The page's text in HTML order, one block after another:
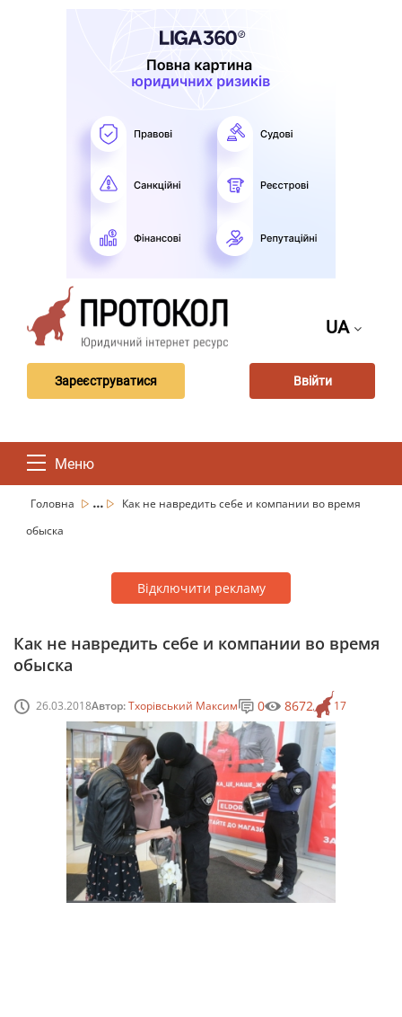
UA
Зареєструватися Ввійти
Меню
Головна ...
Как не навредить себе и компании во время
обыска
Відключити рекламу
Как не навредить себе и компании во время
обыска
26.03.2018Автор:Тхорівський Максим 17
0 8672